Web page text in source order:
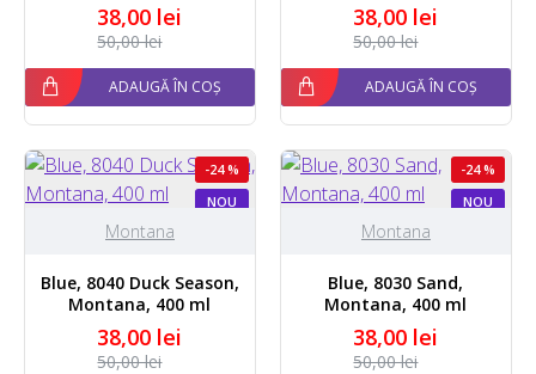
38,00 lei
50,00 lei
ADAUGĂ ÎN COȘ
38,00 lei
50,00 lei
ADAUGĂ ÎN COȘ
NOU
-24 %
Montana
Blue, 8040 Duck Season,
Montana, 400 ml
38,00 lei
50,00 lei
NOU
-24 %
Montana
Blue, 8030 Sand,
Montana, 400 ml
38,00 lei
50,00 lei